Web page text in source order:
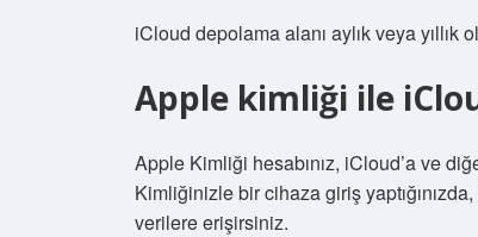
iCloud depolama alanı aylık veya yıllık
Apple kimliği ile
Apple Kimliği hesabınız, iCloud’a ve
Kimliğinizle bir cihaza giriş
verilere erişirsiniz.